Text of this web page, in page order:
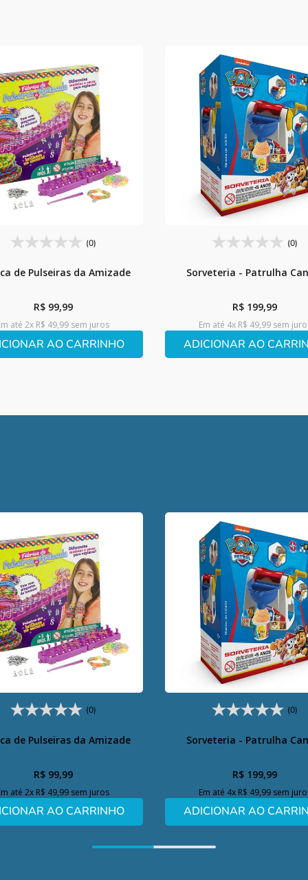
(0)
de Pulseiras da Amizade
R$ 99,99
até2x R$ 49,99 sem juros
AO CARRINHO
(0)
Sorveteria - Patrulha
R$ 199,99
Em até 4x R$ 49,99sem
ADICIONAR AO
(0)
de Pulseiras da Amizade
R$ 99,99
até2x R$ 49,99 sem juros
AO CARRINHO
(0)
Sorveteria - Patrulha
R$ 199,99
Em até 4x R$ 49,99sem
ADICIONAR AO